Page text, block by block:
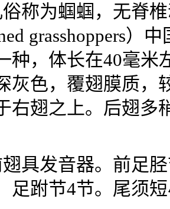
称为蝈蝈，无脊
grasshoppers）
种，体长在40毫米
灰色，覆翅膜质，
右翅之上。后翅多
具发音器。前足
足跗节4节。尾须